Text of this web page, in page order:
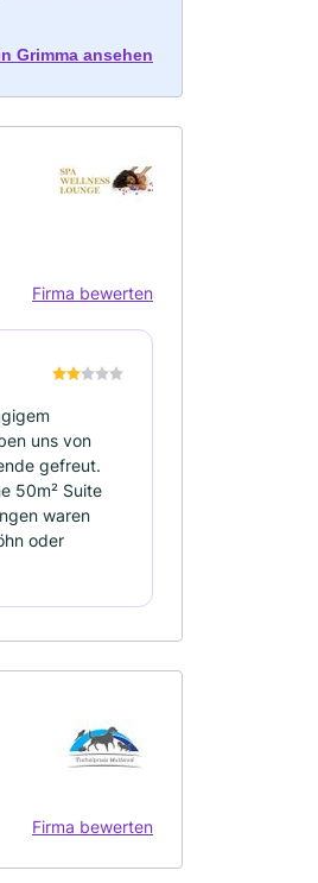
Grimma ansehen
Firma bewerten
uns von
gefreut.
50m² Suite
waren
oder
Firma bewerten